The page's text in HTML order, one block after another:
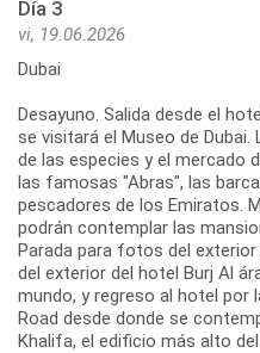
Día 3
vi, 19.06.2026
Dubai
Desayuno. Salida desde el
se visitará el Museo de
de las especies y el mercado
las famosas "Abras", las
pescadores de los Emiratos.
podrán contemplar las
Parada para fotos del
del exterior del hotel Burj Al
mundo, y regreso al hotel por
Road desde donde se
Khalifa, el edificio más alto